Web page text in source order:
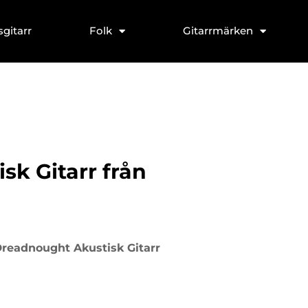
Folk Gitarrmärken
Gitarr från
Akustisk Gitarr